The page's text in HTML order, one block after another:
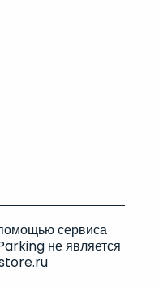
сервиса
не является